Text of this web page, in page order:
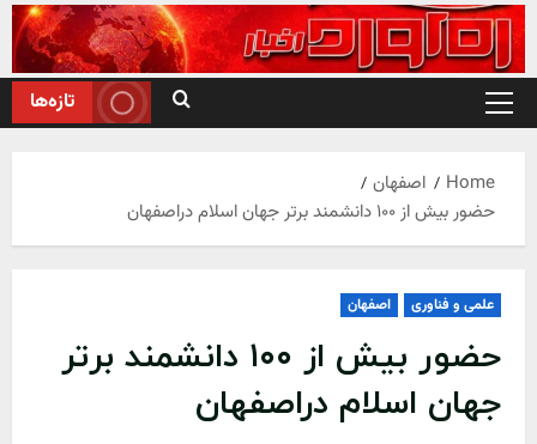
Skip
to
content
Primary
تازه‌ها
Home
اصفهان
حضور بیش از ۱۰۰ دانشمند برتر جهان اسلام دراصفهان
علمی و فناوری اصفهان
حضور بیش از ۱۰۰ دانشمند برتر
جهان اسلام دراصفهان